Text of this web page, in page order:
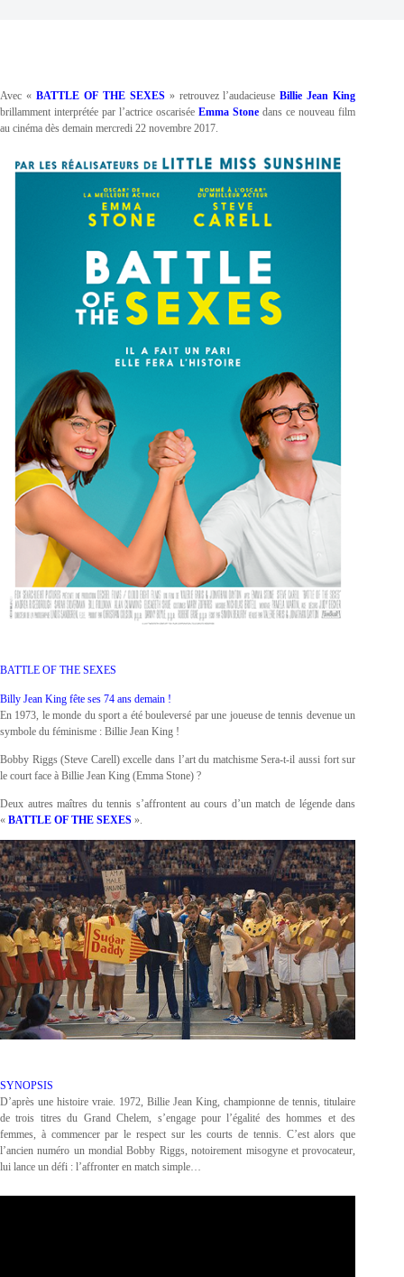
Avec « BATTLE OF THE SEXES» retrouvez l’audacieuseBillie Jean King
brillamment interprétée par l’actrice oscariséeEmma Stone dans ce nouveau film
au cinéma dès demain mercredi 22 novembre 2017.
BATTLE OF THE SEXES
Billy Jean King fête ses 74 ans demain !
En 1973, le monde du sport a été bouleversé par une joueuse de tennis devenue un
symbole du féminisme : Billie Jean King !
Bobby Riggs (Steve Carell) excelle dans l’art du matchisme Sera-t-il aussi fort sur
le court face à Billie Jean King (Emma Stone) ?
Deux autres maîtres du tennis s’affrontent au cours d’un match de légende dans
« BATTLE OF THE SEXES ».
SYNOPSIS
D’après une histoire vraie. 1972, Billie Jean King, championne de tennis, titulaire
de trois titres du Grand Chelem, s’engage pour l’égalité des hommes et des
femmes, à commencer par le respect sur les courts de tennis. C’est alors que
l’ancien numéro un mondial Bobby Riggs, notoirement misogyne et provocateur,
lui lance un défi : l’affronter en match simple…